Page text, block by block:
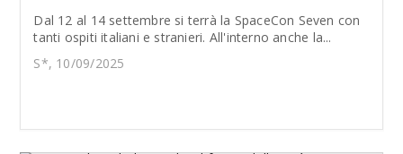
Dal 12 al 14 settembre si terrà la SpaceCon Seven con
tanti ospiti italiani e stranieri. All'interno anche la...
S*, 10/09/2025